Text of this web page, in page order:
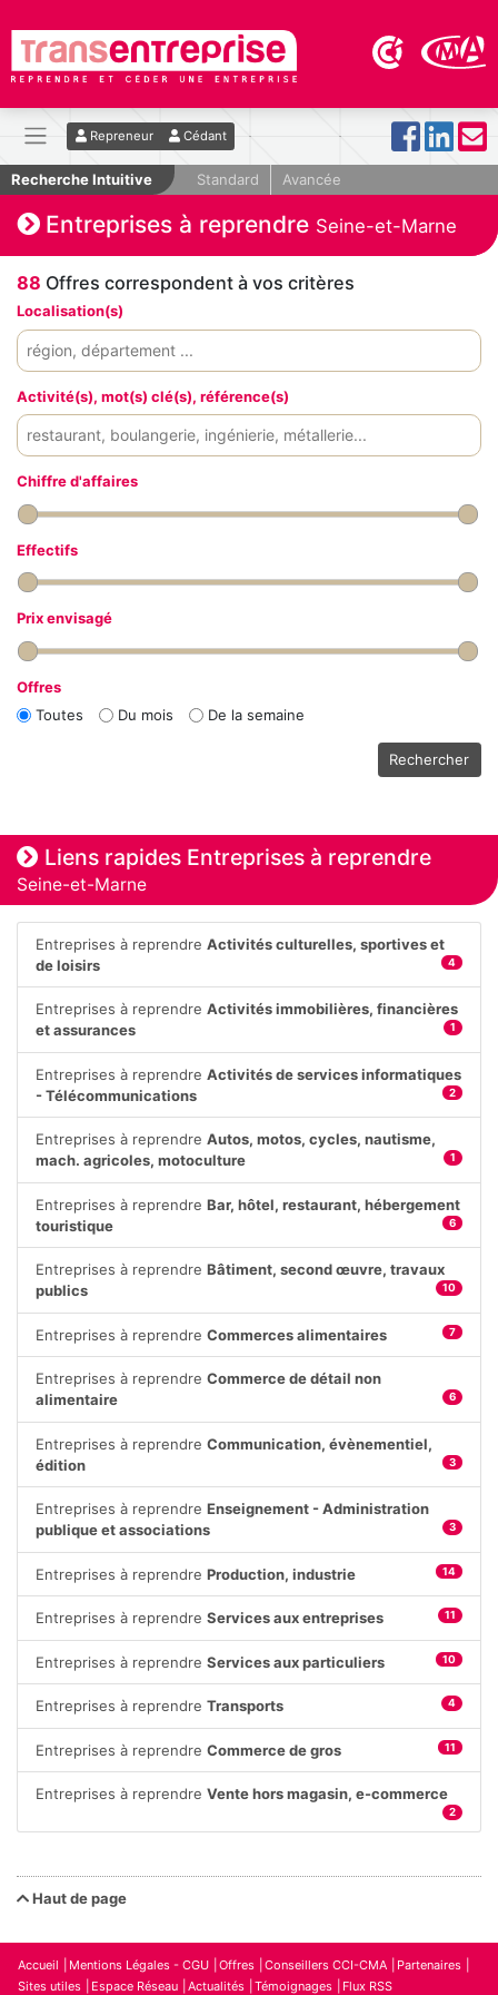
Repreneur Cédant
Recherche Intuitive Standard Avancée
Entreprises à reprendre Seine-et-Marne
88 Offres correspondent à vos critères
Localisation(s)
Activité(s), mot(s) clé(s), référence(s)
Chiffre d'affaires
Effectifs
Prix envisagé
Offres
Toutes
Du mois De la semaine
Rechercher
Liens rapides Entreprises à reprendre
Seine-et-Marne
Entreprises à reprendreActivités culturelles, sportives et
de loisirs
4
Entreprises à reprendreActivités immobilières, financières
et assurances
1
Entreprises à reprendreActivités de services informatiques
- Télécommunications
2
Entreprises à reprendreAutos, motos, cycles, nautisme,
mach. agricoles, motoculture
1
Entreprises à reprendreBar, hôtel, restaurant, hébergement
touristique
6
Entreprises à reprendreBâtiment, second œuvre, travaux
publics
10
Entreprises à reprendreCommerces alimentaires 7
Entreprises à reprendreCommerce de détail non
alimentaire
6
Entreprises à reprendreCommunication, évènementiel,
édition
3
Entreprises à reprendreEnseignement - Administration
publique et associations
3
Entreprises à reprendreProduction, industrie 14
Entreprises à reprendreServices aux entreprises 11
Entreprises à reprendreServices aux particuliers 10
Entreprises à reprendreTransports 4
Entreprises à reprendreCommerce de gros 11
Entreprises à reprendreVente hors magasin, e-commerce
2
Haut de page
Accueil Mentions Légales - CGU Offres Conseillers CCI-CMA
Partenaires
Sites utiles
Espace Réseau Actualités Témoignages Flux RSS